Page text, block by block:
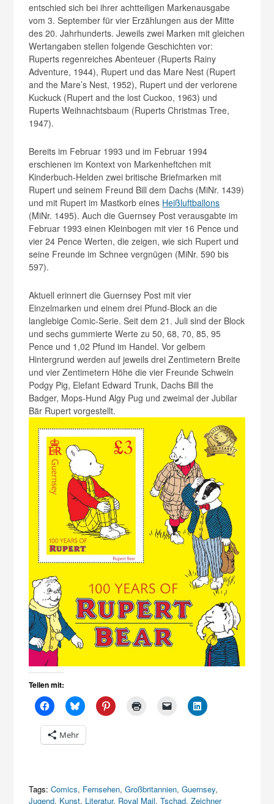
entschied sich bei ihrer achtteiligen Markenausgabe
vom 3. September für vier Erzählungen aus der Mitte
des 20. Jahrhunderts. Jeweils zwei Marken mit gleichen
Wertangaben stellen folgende Geschichten vor:
Ruperts regenreiches Abenteuer (Ruperts Rainy
Adventure, 1944), Rupert und das Mare Nest (Rupert
and the Mare’s Nest, 1952), Rupert und der verlorene
Kuckuck (Rupert and the lost Cuckoo, 1963) und
Ruperts Weihnachtsbaum (Ruperts Christmas Tree,
1947).
Bereits im Februar 1993 und im Februar 1994
erschienen im Kontext von Markenheftchen mit
Kinderbuch-Helden zwei britische Briefmarken mit
Rupert und seinem Freund Bill dem Dachs (MiNr. 1439)
und mit Rupert im Mastkorb eines Heißluftballons
(MiNr. 1495). Auch die Guernsey Post verausgabte im
Februar 1993 einen Kleinbogen mit vier 16 Pence und
vier 24 Pence Werten, die zeigen, wie sich Rupert und
seine Freunde im Schnee vergnügen (MiNr. 590 bis
597).
Aktuell erinnert die Guernsey Post mit vier
Einzelmarken und einem drei Pfund-Block an die
langlebige Comic-Serie. Seit dem 21. Juli sind der Block
und sechs gummierte Werte zu 50, 68, 70, 85, 95
Pence und 1,02 Pfund im Handel. Vor gelbem
Hintergrund werden auf jeweils drei Zentimetern Breite
und vier Zentimetern Höhe die vier Freunde Schwein
Podgy Pig, Elefant Edward Trunk, Dachs Bill the
Badger, Mops-Hund Algy Pug und zweimal der Jubilar
Bär Rupert vorgestellt.
Teilen mit:
Mehr
Tags: Comics, Fernsehen,Großbritannien,Guernsey,
Jugend, Kunst, Literatur, Royal Mail,Tschad,Zeichner